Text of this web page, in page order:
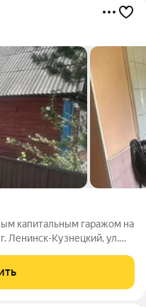
капитальным гаражом на
Ленинск-Кузнецкий, ул.
благоустроенной дачи